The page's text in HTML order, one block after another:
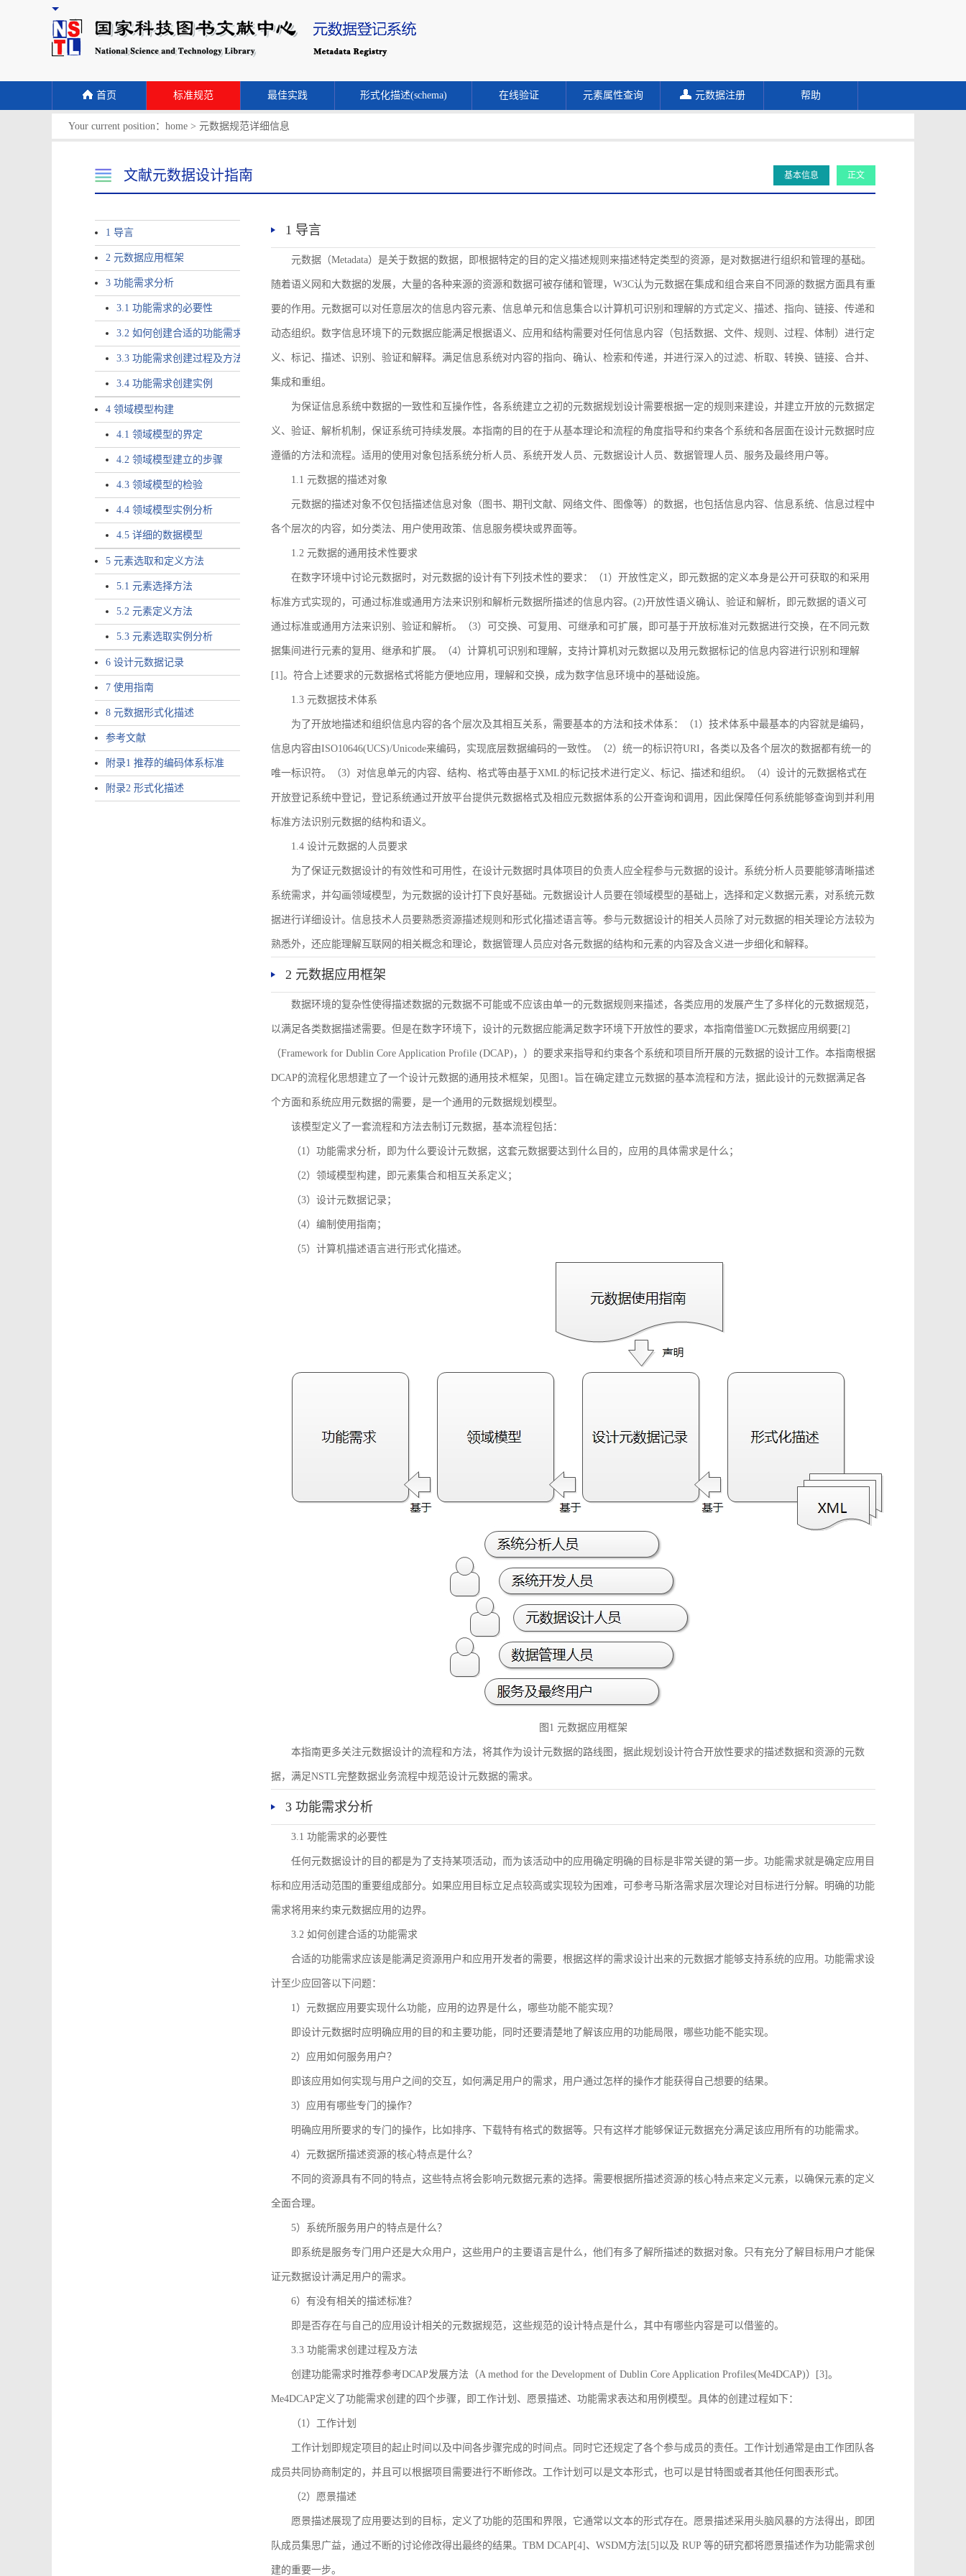
首页 标准规范 最佳实践 形式化描述(schema) 在线验证 元素属性查询 元数据注册 帮助
Your current position： home > 元数据规范详细信息
文献元数据设计指南 基本信息 正文
1 导言
2 元数据应用框架
3 功能需求分析
3.1 功能需求的必要性
3.2 如何创建合适的功能需求
3.3 功能需求创建过程及方法
3.4 功能需求创建实例
4 领域模型构建
4.1 领域模型的界定
4.2 领域模型建立的步骤
4.3 领域模型的检验
4.4 领域模型实例分析
4.5 详细的数据模型
5 元素选取和定义方法
5.1 元素选择方法
5.2 元素定义方法
5.3 元素选取实例分析
6 设计元数据记录
7 使用指南
8 元数据形式化描述
参考文献
附录1 推荐的编码体系标准
附录2 形式化描述
1 导言
元数据（Metadata）是关于数据的数据，即根据特定的目的定义描述规则来描述特定类型的资源，是对数据进行组织和管理的基础。
随着语义网和大数据的发展，大量的各种来源的资源和数据可被存储和管理，W3C认为元数据在集成和组合来自不同源的数据方面具有重
要的作用。元数据可以对任意层次的信息内容元素、信息单元和信息集合以计算机可识别和理解的方式定义、描述、指向、链接、传递和
动态组织。数字信息环境下的元数据应能满足根据语义、应用和结构需要对任何信息内容（包括数据、文件、规则、过程、体制）进行定
义、标记、描述、识别、验证和解释。满足信息系统对内容的指向、确认、检索和传递，并进行深入的过滤、析取、转换、链接、合并、
集成和重组。
为保证信息系统中数据的一致性和互操作性，各系统建立之初的元数据规划设计需要根据一定的规则来建设，并建立开放的元数据定
义、验证、解析机制，保证系统可持续发展。本指南的目的在于从基本理论和流程的角度指导和约束各个系统和各层面在设计元数据时应
遵循的方法和流程。适用的使用对象包括系统分析人员、系统开发人员、元数据设计人员、数据管理人员、服务及最终用户等。
1.1 元数据的描述对象
元数据的描述对象不仅包括描述信息对象（图书、期刊文献、网络文件、图像等）的数据，也包括信息内容、信息系统、信息过程中
各个层次的内容，如分类法、用户使用政策、信息服务模块或界面等。
1.2 元数据的通用技术性要求
在数字环境中讨论元数据时，对元数据的设计有下列技术性的要求：（1）开放性定义，即元数据的定义本身是公开可获取的和采用
标准方式实现的，可通过标准或通用方法来识别和解析元数据所描述的信息内容。(2)开放性语义确认、验证和解析，即元数据的语义可
通过标准或通用方法来识别、验证和解析。（3）可交换、可复用、可继承和可扩展，即可基于开放标准对元数据进行交换，在不同元数
据集间进行元素的复用、继承和扩展。（4）计算机可识别和理解，支持计算机对元数据以及用元数据标记的信息内容进行识别和理解
[1]。符合上述要求的元数据格式将能方便地应用，理解和交换，成为数字信息环境中的基础设施。
1.3 元数据技术体系
为了开放地描述和组织信息内容的各个层次及其相互关系，需要基本的方法和技术体系：（1）技术体系中最基本的内容就是编码，
信息内容由ISO10646(UCS)/Unicode来编码，实现底层数据编码的一致性。（2）统一的标识符URI，各类以及各个层次的数据都有统一的
唯一标识符。（3）对信息单元的内容、结构、格式等由基于XML的标记技术进行定义、标记、描述和组织。（4）设计的元数据格式在
开放登记系统中登记，登记系统通过开放平台提供元数据格式及相应元数据体系的公开查询和调用，因此保障任何系统能够查询到并利用
标准方法识别元数据的结构和语义。
1.4 设计元数据的人员要求
为了保证元数据设计的有效性和可用性，在设计元数据时具体项目的负责人应全程参与元数据的设计。系统分析人员要能够清晰描述
系统需求，并勾画领域模型，为元数据的设计打下良好基础。元数据设计人员要在领域模型的基础上，选择和定义数据元素，对系统元数
据进行详细设计。信息技术人员要熟悉资源描述规则和形式化描述语言等。参与元数据设计的相关人员除了对元数据的相关理论方法较为
熟悉外，还应能理解互联网的相关概念和理论，数据管理人员应对各元数据的结构和元素的内容及含义进一步细化和解释。
2 元数据应用框架
数据环境的复杂性使得描述数据的元数据不可能或不应该由单一的元数据规则来描述，各类应用的发展产生了多样化的元数据规范，
以满足各类数据描述需要。但是在数字环境下，设计的元数据应能满足数字环境下开放性的要求，本指南借鉴DC元数据应用纲要[2]
（Framework for Dublin Core Application Profile (DCAP)，）的要求来指导和约束各个系统和项目所开展的元数据的设计工作。本指南根据
DCAP的流程化思想建立了一个设计元数据的通用技术框架，见图1。旨在确定建立元数据的基本流程和方法，据此设计的元数据满足各
个方面和系统应用元数据的需要，是一个通用的元数据规划模型。
该模型定义了一套流程和方法去制订元数据，基本流程包括：
（1）功能需求分析，即为什么要设计元数据，这套元数据要达到什么目的，应用的具体需求是什么；
（2）领域模型构建，即元素集合和相互关系定义；
（3）设计元数据记录；
（4）编制使用指南；
（5）计算机描述语言进行形式化描述。
图1 元数据应用框架
本指南更多关注元数据设计的流程和方法，将其作为设计元数据的路线图，据此规划设计符合开放性要求的描述数据和资源的元数
据，满足NSTL完整数据业务流程中规范设计元数据的需求。
3 功能需求分析
3.1 功能需求的必要性
任何元数据设计的目的都是为了支持某项活动，而为该活动中的应用确定明确的目标是非常关键的第一步。功能需求就是确定应用目
标和应用活动范围的重要组成部分。如果应用目标立足点较高或实现较为困难，可参考马斯洛需求层次理论对目标进行分解。明确的功能
需求将用来约束元数据应用的边界。
3.2 如何创建合适的功能需求
合适的功能需求应该是能满足资源用户和应用开发者的需要，根据这样的需求设计出来的元数据才能够支持系统的应用。功能需求设
计至少应回答以下问题：
1）元数据应用要实现什么功能，应用的边界是什么，哪些功能不能实现？
即设计元数据时应明确应用的目的和主要功能，同时还要清楚地了解该应用的功能局限，哪些功能不能实现。
2）应用如何服务用户？
即该应用如何实现与用户之间的交互，如何满足用户的需求，用户通过怎样的操作才能获得自己想要的结果。
3）应用有哪些专门的操作？
明确应用所要求的专门的操作，比如排序、下载特有格式的数据等。只有这样才能够保证元数据充分满足该应用所有的功能需求。
4）元数据所描述资源的核心特点是什么？
不同的资源具有不同的特点，这些特点将会影响元数据元素的选择。需要根据所描述资源的核心特点来定义元素，以确保元素的定义
全面合理。
5）系统所服务用户的特点是什么？
即系统是服务专门用户还是大众用户，这些用户的主要语言是什么，他们有多了解所描述的数据对象。只有充分了解目标用户才能保
证元数据设计满足用户的需求。
6）有没有相关的描述标准？
即是否存在与自己的应用设计相关的元数据规范，这些规范的设计特点是什么，其中有哪些内容是可以借鉴的。
3.3 功能需求创建过程及方法
创建功能需求时推荐参考DCAP发展方法（A method for the Development of Dublin Core Application Profiles(Me4DCAP)）[3]。
Me4DCAP定义了功能需求创建的四个步骤，即工作计划、愿景描述、功能需求表达和用例模型。具体的创建过程如下：
（1）工作计划
工作计划即规定项目的起止时间以及中间各步骤完成的时间点。同时它还规定了各个参与成员的责任。工作计划通常是由工作团队各
成员共同协商制定的，并且可以根据项目需要进行不断修改。工作计划可以是文本形式，也可以是甘特图或者其他任何图表形式。
（2）愿景描述
愿景描述展现了应用要达到的目标，定义了功能的范围和界限，它通常以文本的形式存在。愿景描述采用头脑风暴的方法得出，即团
队成员集思广益，通过不断的讨论修改得出最终的结果。TBM DCAP[4]、WSDM方法[5]以及 RUP 等的研究都将愿景描述作为功能需求创
建的重要一步。